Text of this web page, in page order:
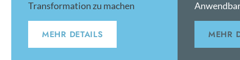
Transformation zu machen
MEHR DETAILS MEHR